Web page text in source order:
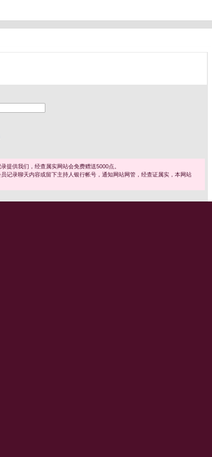
提供我们，经查属实网站会免费赠送5000点。
记录聊天内容或留下主持人银行帐号，通知网站网管，经查证属实，本网站